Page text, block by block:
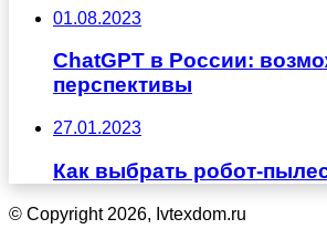
01.08.2023
ChatGPT в России:
перспективы
27.01.2023
Как выбрать робот-
© Copyright 2026, Ivtexdom.ru